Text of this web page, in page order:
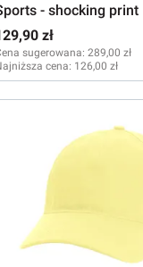
- shocking print
zł
sugerowana: 289,00 zł
cena: 126,00 zł